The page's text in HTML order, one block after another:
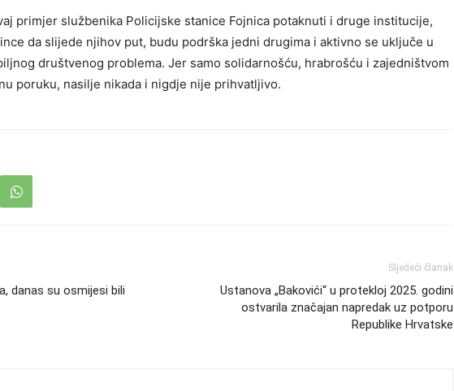
primjer službenika Policijske stanice Fojnica potaknuti i druge institucije,
da slijede njihov put, budu podrška jedni drugima i aktivno se uključe u
društvenog problema. Jer samo solidarnošću, hrabrošću i zajedništvom
poruku, nasilje nikada i nigdje nije prihvatljivo.
danas su osmijesi bili
Sljedeći članak
Ustanova „Bakovići“ u protekloj 2025. godini
ostvarila značajan napredak uz potporu
Republike Hrvatske